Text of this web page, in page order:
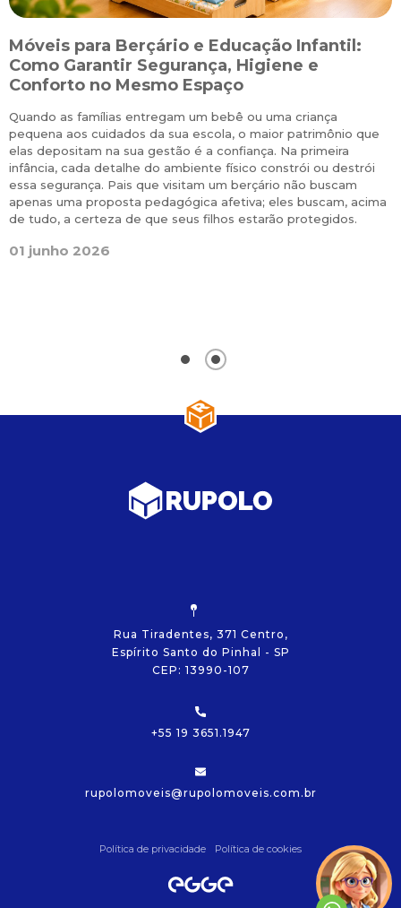
Móveis para Berçário e Educação Infantil:
Como Garantir Segurança, Higiene e
Conforto no Mesmo Espaço
Quando as famílias entregam um bebê ou uma criança
pequena aos cuidados da sua escola, o maior patrimônio que
elas depositam na sua gestão é a confiança. Na primeira
infância, cada detalhe do ambiente físico constrói ou destrói
essa segurança. Pais que visitam um berçário não buscam
apenas uma proposta pedagógica afetiva; eles buscam, acima
de tudo, a certeza de que seus filhos estarão protegidos.
01 junho 2026
Precisamos de algumas
Rua Tiradentes, 371 Centro,
Espírito Santo do Pinhal - SP
CEP: 13990-107
+55 19 3651.1947
rupolomoveis@rupolomoveis.com.br
Política de privacidade Política de cookies